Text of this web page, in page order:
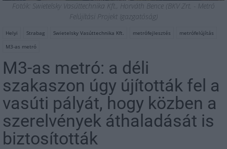
Fotók: Swietelsky Vasúttechnika Kft., Horváth Bence (BKV Zrt. - Metró
Felújítási Projekt Igazgatóság)
Helyi Strabag Swietelsky Vasúttechnika Kft. metrófejlesztés
metrófelújítás
M3-as metró
M3-as metró: a déli
szakaszon úgy újították fel a
vasúti pályát, hogy közben a
szerelvények áthaladását is
biztosították